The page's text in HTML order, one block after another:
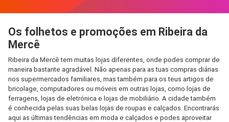
Os folhetos e promoções em Ribeira da
Mercê
Ribeira da Mercê tem muitas lojas diferentes, onde podes comprar de
maneira bastante agradável. Não apenas para as tuas compras diárias
nos supermercados familiares, mas também para os teus artigos de
bricolage, computadores ou móveis em outras lojas, como lojas de
ferragens, lojas de eletrónica e lojas de mobiliário. A cidade também
é conhecida pelas suas belas lojas de roupas e calçados. Encontrarás
aqui as últimas tendências em moda e calçados e podes aproveitar